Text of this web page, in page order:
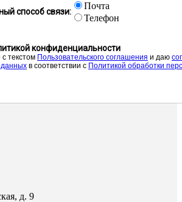
способ связи:
Почта
Телефон
конфиденциальности
текстом Пользовательского соглашения и даю
в соответствии с Политикой обработки
д. 9